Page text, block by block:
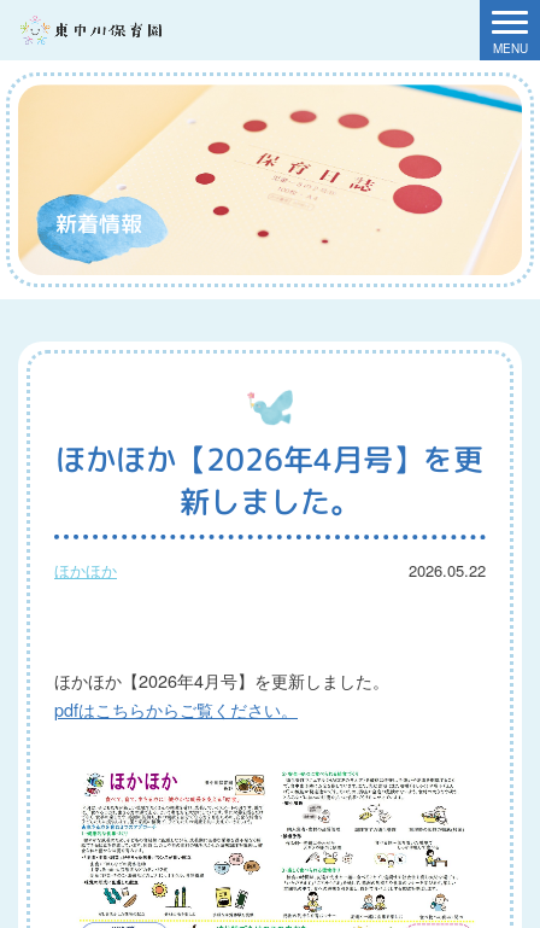
新着情報
ほかほか【2026年4月号】を更
新しました。
ほかほか 2026.05.22
ほかほか【2026年4月号】を更新しました。
pdfはこちらからご覧ください。